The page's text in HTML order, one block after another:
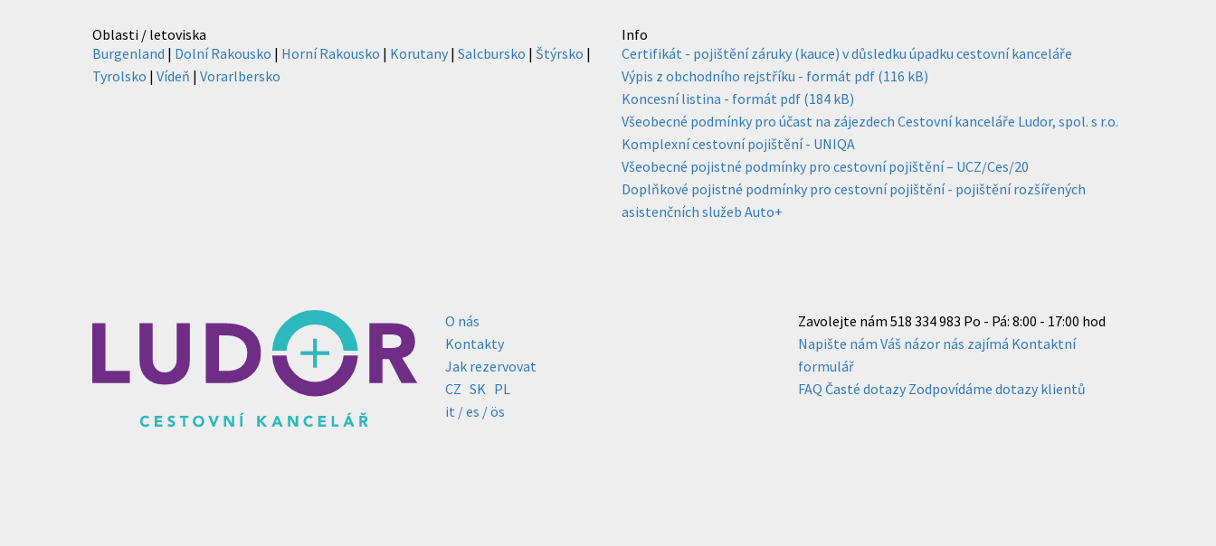
Oblasti / letoviska
Burgenland | Dolní Rakousko | Horní Rakousko | Korutany | Salcbursko | Štýrsko |
Tyrolsko | Vídeň | Vorarlbersko
Info
Certifikát - pojištění záruky (kauce) v důsledku úpadku cestovní kanceláře
Výpis z obchodního rejstříku - formát pdf (116 kB)
Koncesní listina - formát pdf (184 kB)
Všeobecné podmínky pro účast na zájezdech Cestovní kanceláře Ludor, spol. s r.o.
Komplexní cestovní pojištění - UNIQA
Všeobecné pojistné podmínky pro cestovní pojištění – UCZ/Ces/20
Doplňkové pojistné podmínky pro cestovní pojištění - pojištění rozšířených
asistenčních služeb Auto+
O nás
Kontakty
Jak rezervovat
CZ SK PL
it /es / ös
Zavolejte nám 518 334 983 Po - Pá: 8:00 - 17:00 hod
Napište nám Váš názor nás zajímá Kontaktní
formulář
FAQ Časté dotazy Zodpovídáme dotazy klientů